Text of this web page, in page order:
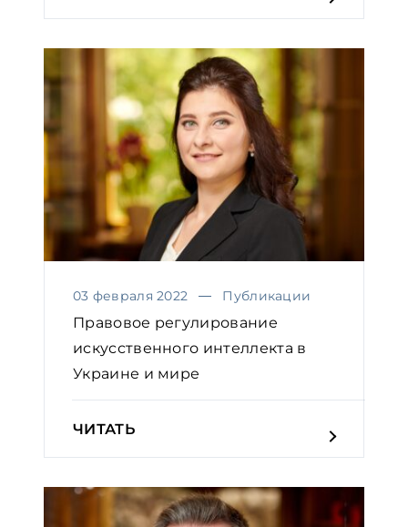
03 февраля 2022 Публикации
Правовое регулирование
искусственного интеллекта в
Украине и мире
ЧИТАТЬ